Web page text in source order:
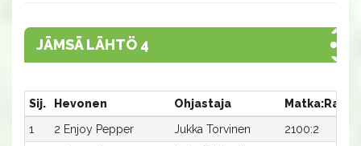
JÄMSÄ LÄHTÖ 4
Sij. Hevonen Ohjastaja Matka:Rata
1
2 Enjoy Pepper Jukka Torvinen 2100:2